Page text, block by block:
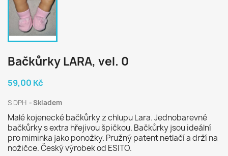
Bačkůrky LARA, vel. 0
59,00 Kč
S DPH Skladem
Malé kojenecké bačkůrky z chlupu Lara. Jednobarevné
bačkůrky s extra hřejivou špičkou. Bačkůrky jsou ideální
pro miminka jako ponožky. Pružný patent netlačí a drží na
nožičce. Český výrobek od ESITO.